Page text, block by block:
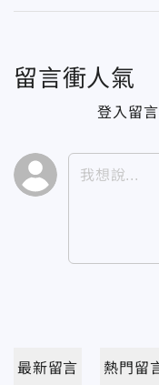
留言衝人氣
登入留
最新留言 熱門留